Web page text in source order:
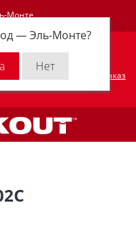
Монте
—Эль-Монте?
кабинет
Оформить заказ